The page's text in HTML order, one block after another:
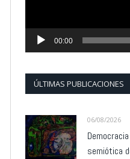
00:00
ÚLTIMAS PUBLICACIONES
06/08/2026
semiótica